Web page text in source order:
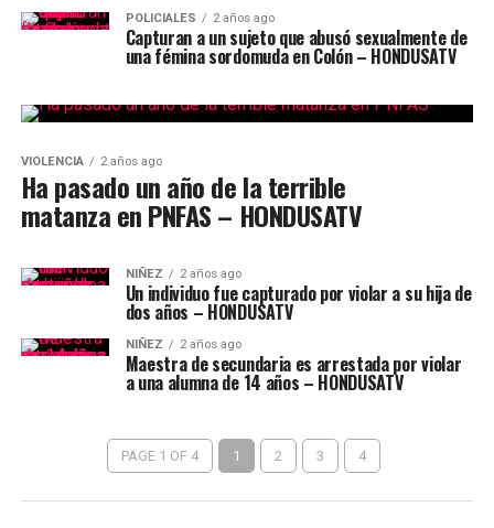
POLICIALES 2 años ago
Capturan a un sujeto que abusó sexualmente de
una fémina sordomuda en Colón – HONDUSATV
VIOLENCIA 2 años ago
Ha pasado un año de la terrible
matanza en PNFAS – HONDUSATV
NIÑEZ 2 años ago
Un individuo fue capturado por violar a su hija de
dos años – HONDUSATV
NIÑEZ 2 años ago
Maestra de secundaria es arrestada por violar
a una alumna de 14 años – HONDUSATV
PAGE 1 OF 4 1 2 3 4